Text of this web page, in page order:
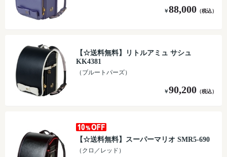
￥88,000 （税込）
【☆送料無料】リトルアミュ サシュ
KK4381
（ブルートパーズ）
￥90,200 （税込）
【☆送料無料】スーパーマリオ SMR5-690
（クロ／レッド）